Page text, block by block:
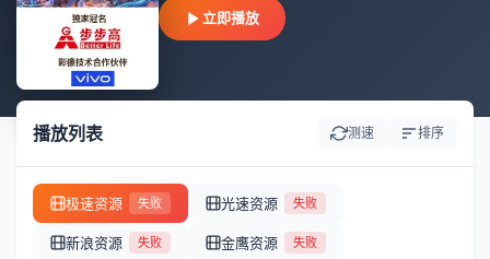
立即播放
播放列表 测速 排序
极速资源 失败 光速资源 失败
新浪资源 失败 金鹰资源 失败